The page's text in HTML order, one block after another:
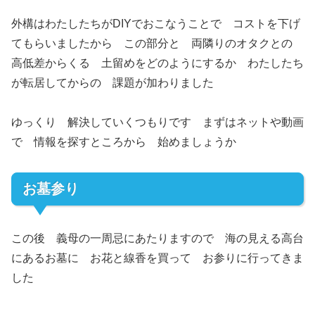
外構はわたしたちがDIYでおこなうことで コストを下げ
てもらいましたから この部分と 両隣りのオタクとの
高低差からくる 土留めをどのようにするか わたしたち
が転居してからの 課題が加わりました
ゆっくり 解決していくつもりです まずはネットや動画
で 情報を探すところから 始めましょうか
お墓参り
この後 義母の一周忌にあたりますので 海の見える高台
にあるお墓に お花と線香を買って お参りに行ってきま
した